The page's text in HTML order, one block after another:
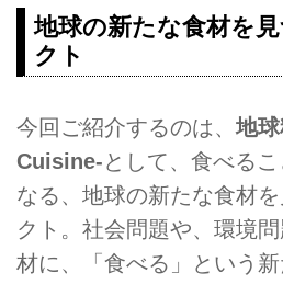
地球の新たな食材を
クト
今回ご紹介するのは、地
Cuisine-として、⾷べる
なる、地球の新たな⾷材
クト。社会問題や、環境
材に、「食べる」という